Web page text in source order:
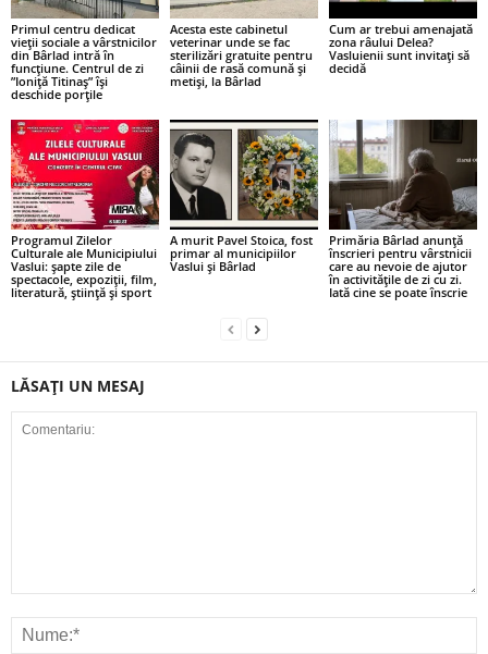
Primul centru dedicat
vieții sociale a vârstnicilor
din Bârlad intră în
funcțiune. Centrul de zi
”Ioniță Titinaș” își
deschide porțile
Acesta este cabinetul
veterinar unde se fac
sterilizări gratuite pentru
câinii de rasă comună și
metiși, la Bârlad
Cum ar trebui amenajată
zona râului Delea?
Vasluienii sunt invitați să
decidă
Programul Zilelor
Culturale ale Municipiului
Vaslui: șapte zile de
spectacole, expoziții, film,
literatură, știință și sport
A murit Pavel Stoica, fost
primar al municipiilor
Vaslui și Bârlad
Primăria Bârlad anunță
înscrieri pentru vârstnicii
care au nevoie de ajutor
în activitățile de zi cu zi.
Iată cine se poate înscrie
LĂSAȚI UN MESAJ